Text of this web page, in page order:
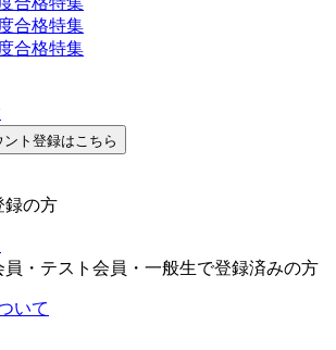
合格特集
合格特集
ト登録はこちら
録の方
員・テスト会員・一般生で登録済みの方
いて